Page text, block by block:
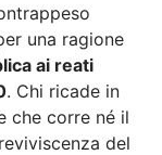
una ragione
ai reati
. Chi ricade in
che corre né il
del